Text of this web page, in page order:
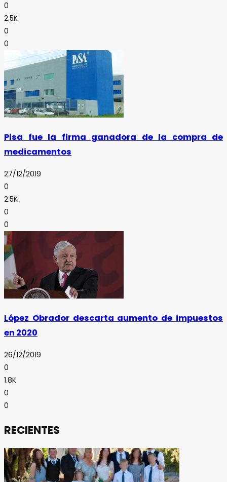
0
2.5K
0
0
Pisa fue la firma ganadora de la compra de
medicamentos
27/12/2019
0
2.5K
0
0
López Obrador descarta aumento de impuestos
en 2020
26/12/2019
0
1.8K
0
0
RECIENTES